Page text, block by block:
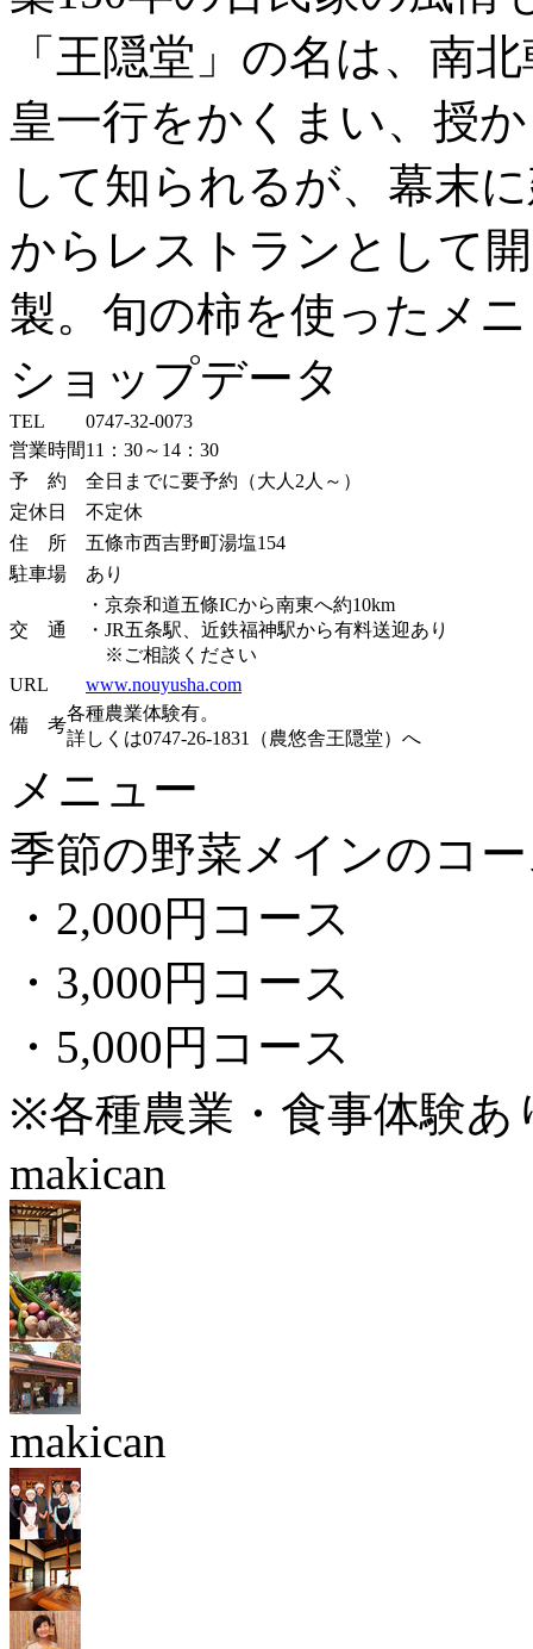
「王隠堂」の名は、南
皇一行をかくまい、授
して知られるが、幕末
からレストランとして
製。旬の柿を使ったメ
ショップデータ
TEL
0747-32-0073
営業時間11：30～14：30
予 約
全日までに要予約（大人2人～）
定休日
不定休
住 所
五條市西吉野町湯塩154
駐車場
あり
交 通
・京奈和道五條ICから南東へ約10km
・JR五条駅、近鉄福神駅から有料送迎あり
※ご相談ください
URL
www.nouyusha.com
備 考
各種農業体験有。
詳しくは0747-26-1831（農悠舎王隠堂）へ
メニュー
季節の野菜メインのコ
・2,000円コース
・3,000円コース
・5,000円コース
※各種農業・食事体験
makican
makican